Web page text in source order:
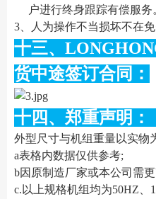
户进行终身跟踪有偿服务
3、人为操作不当损坏不在免
十三、
货中途签订合同：
十四、郑重声明
外型尺寸与机组重量以实物
a表格内数据仅供参考;
b因原制造厂家或本公司需
c.以上规格机组均为50HZ、